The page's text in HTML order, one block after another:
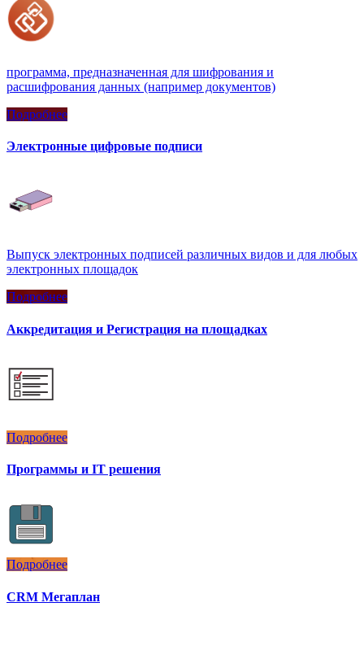
программа, предназначенная для шифрования и
расшифрования данных (например документов)
Подробнее
Электронные цифровые подписи
Выпуск электронных подписей различных видов и для любых
электронных площадок
Подробнее
Аккредитация и Регистрация на площадках
Подробнее
Программы и IT решения
Подробнее
CRM Мегаплан